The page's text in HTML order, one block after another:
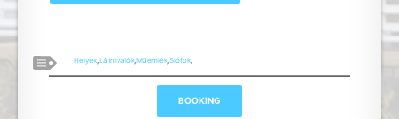
Helyek ,Látnivalók ,Műemlék ,Siófok